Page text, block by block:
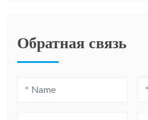
Обратная связь